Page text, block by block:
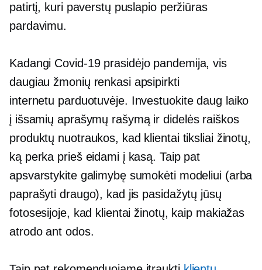
patirtį, kuri paverstų puslapio peržiūras
pardavimu.
Kadangi Covid-19prasidėjo pandemija, vis
daugiau žmonių renkasi apsipirkti
internetu parduotuvėje. Investuokite daug laiko
į išsamių aprašymų rašymą irdidelės raiškos
produktų nuotraukos, kad klientai tiksliai žinotų,
ką perka prieš eidami į kasą. Taip pat
apsvarstykite galimybę sumokėti modeliui (arba
paprašyti draugo), kad jis pasidažytų jūsų
fotosesijoje, kad klientai žinotų, kaip makiažas
atrodo ant odos.